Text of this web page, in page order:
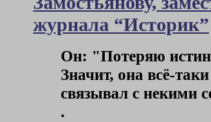
журнала “Историк”
Он: "Потеряю
Значит, она всё-
связывал с некими
.